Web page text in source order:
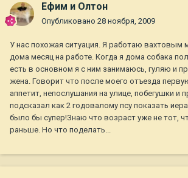
Ефим и Олтон
Опубликовано 28 ноября, 2009
У нас похожая ситуация. Я работаю вахтовым
дома месяц на работе. Когда я дома собака
есть в основном я с ним занимаюсь, гуляю и
жена. Говорит что после моего отъезда
аппетит, непослушания на улице, побегушки и
подсказал как 2 годовалому псу показать
было бы супер!Знаю что возраст уже не тот,
раньше. Но что поделать...